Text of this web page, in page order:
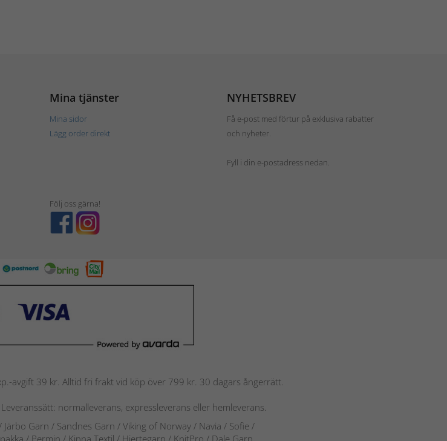
Mina tjänster
Mina sidor
Lägg order direkt
NYHETSBREV
Få e-post med förtur på exklusiva rabatter
och nyheter.
Fyll i din e-postadress nedan.
Följ oss gärna!
avgift 39 kr. Alltid fri frakt vid köp över 799 kr. 30 dagars ångerrätt.
normalleverans, expressleverans eller hemleverans.
Garn / Sandnes Garn / Viking of Norway / Navia / Sofie /